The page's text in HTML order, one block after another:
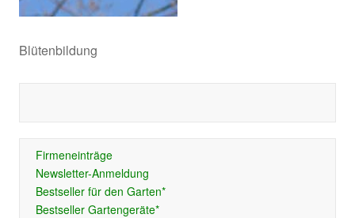
Blütenbildung
Firmeneinträge
Newsletter-Anmeldung
Bestseller für den Garten*
Bestseller Gartengeräte*